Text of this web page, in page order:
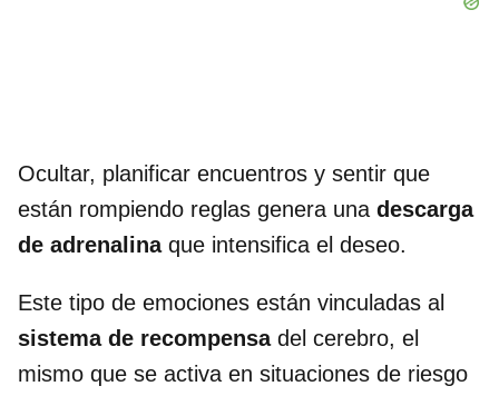
Ocultar, planificar encuentros y sentir que
están rompiendo reglas genera una descarga
de adrenalinaque intensifica el deseo.
Este tipo de emociones están vinculadas al
sistema de recompensadel cerebro, el
mismo que se activa en situaciones de riesgo